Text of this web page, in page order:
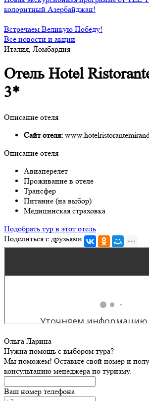
колоритный Азербайджан!
Встречаем Великую Победу!
Все новости и акции
Италия, Ломбардия
Отель Hotel
3*
Описание отеля
Сайт отеля:
Описание отеля
Авиаперелет
Проживание в отеле
Трансфер
Питание (на выбор)
Медицинская страховка
Подобрать тур в этот отель
Поделиться с друзьями
Ольга Ларина
Нужна помощь с выбором тура?
Мы поможем! Оставьте свой номер и
консультацию менеджера по туризму.
Ваш номер телефона